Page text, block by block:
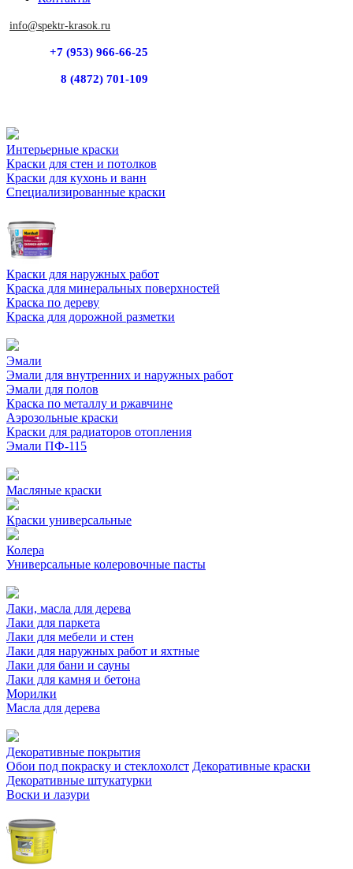
info@spektr-krasok.ru
+7 (953) 966-66-25
8 (4872) 701-109
Интерьерные краски
Краски для стен и потолков
Краски для кухонь и ванн
Специализированные краски
Краски для наружных работ
Краска для минеральных поверхностей
Краска по дереву
Краска для дорожной разметки
Эмали
Эмали для внутренних и наружных работ
Эмали для полов
Краска по металлу и ржавчине
Аэрозольные краски
Краски для радиаторов отопления
Эмали ПФ-115
Масляные краски
Краски универсальные
Колера
Универсальные колеровочные пасты
Лаки, масла для дерева
Лаки для паркета
Лаки для мебели и стен
Лаки для наружных работ и яхтные
Лаки для бани и сауны
Лаки для камня и бетона
Морилки
Масла для дерева
Декоративные покрытия
Обои под покраску и стеклохолст Декоративные краски
Декоративные штукатурки
Воски и лазури